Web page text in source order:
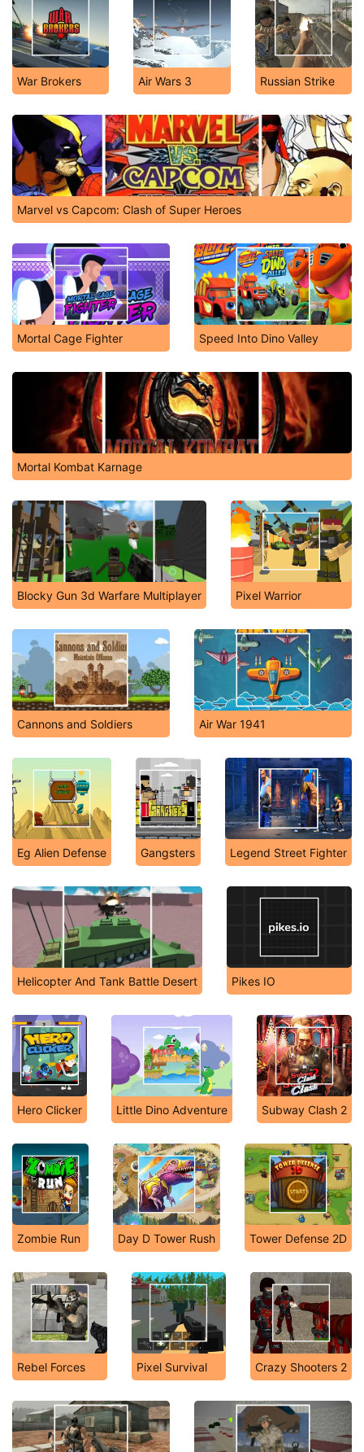
War Brokers Air Wars 3 Russian Strike
Marvel vs Capcom: Clash of Super Heroes
Mortal Cage Fighter Speed Into Dino Valley
Mortal Kombat Karnage
Blocky Gun 3d Warfare Multiplayer Pixel Warrior
Cannons and Soldiers Air War 1941
Eg Alien Defense Gangsters Legend Street Fighter
Helicopter And Tank Battle Desert Pikes IO
Hero Clicker Little Dino Adventure Subway Clash 2
Zombie Run Day D Tower Rush Tower Defense 2D
Rebel Forces Pixel Survival Crazy Shooters 2